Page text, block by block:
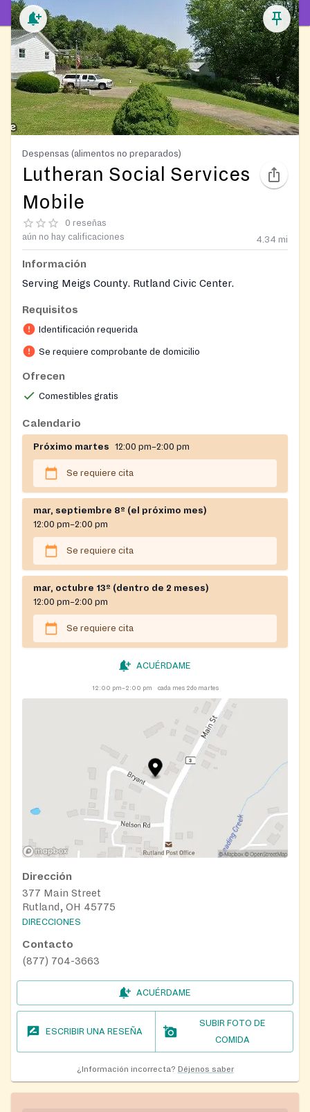
Despensas (alimentos no preparados)
Lutheran Social Services
Mobile
0 reseñas
aún no hay calificaciones
4.34 mi
Información
Serving Meigs County. Rutland Civic Center.
Requisitos
Identificación requerida
Se requiere comprobante de domicilio
Ofrecen
Comestibles gratis
Calendario
Próximo martes 12:00 pm–2:00 pm
Se requiere cita
mar, septiembre 8º (el próximo mes)
12:00 pm–2:00 pm
Se requiere cita
mar, octubre 13º (dentro de 2 meses)
12:00 pm–2:00 pm
Se requiere cita
ACUÉRDAME
12:00 pm–2:00 pm cada mes 2do martes
Dirección
377 Main Street
Rutland, OH 45775
DIRECCIONES
Contacto
(877) 704-3663
ACUÉRDAME
ESCRIBIR UNA RESEÑA
SUBIR FOTO DE
COMIDA
¿Información incorrecta? Déjenos saber